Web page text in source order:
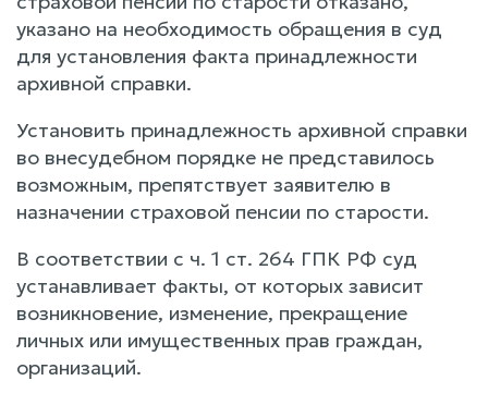
указано на необходимость обращения в суд
для установления факта принадлежности
архивной справки.
Установить принадлежность архивной справки
во внесудебном порядке не представилось
возможным, препятствует заявителю в
назначении страховой пенсии по старости.
В соответствии с ч. 1 ст. 264 ГПК РФ суд
устанавливает факты, от которых зависит
возникновение, изменение, прекращение
личных или имущественных прав граждан,
организаций.